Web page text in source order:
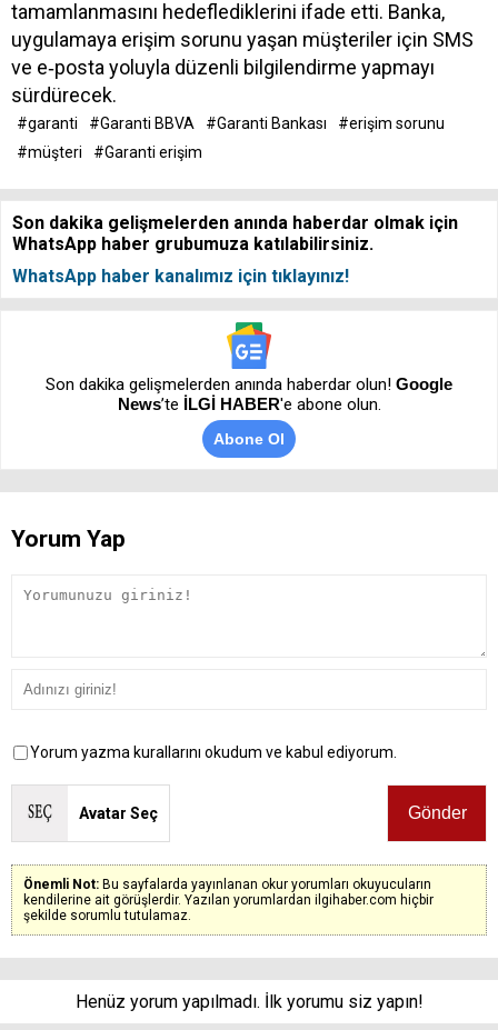
tamamlanmasını hedeflediklerini ifade etti. Banka,
uygulamaya erişim sorunu yaşan müşteriler için SMS
ve e‑posta yoluyla düzenli bilgilendirme yapmayı
sürdürecek.
#garanti #Garanti BBVA #Garanti Bankası
#erişim sorunu
#müşteri
#Garanti erişim
Son dakika gelişmelerden anında haberdar olmak için
WhatsApp haber grubumuza katılabilirsiniz.
WhatsApp haber kanalımız için tıklayınız!
Son dakika gelişmelerden anında haberdar olun! Google
News’te İLGİ HABER'e abone olun.
Abone Ol
Yorum Yap
Yorum yazma kurallarını okudum ve kabul ediyorum.
Avatar Seç
Önemli Not: Bu sayfalarda yayınlanan okur yorumları okuyucuların
kendilerine ait görüşlerdir. Yazılan yorumlardan ilgihaber.com hiçbir
şekilde sorumlu tutulamaz.
Henüz yorum yapılmadı. İlk yorumu siz yapın!